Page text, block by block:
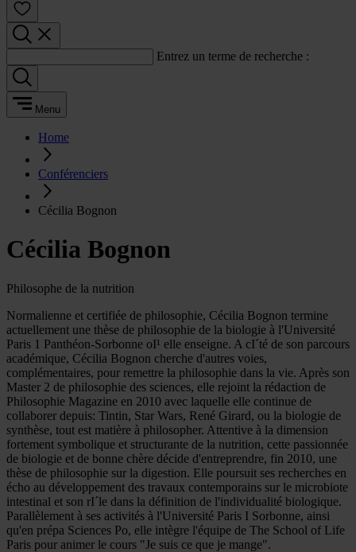
Entrez un terme de recherche :
Menu
Home
Conférenciers
Cécilia Bognon
Cécilia Bognon
Philosophe de la nutrition
Normalienne et certifiée de philosophie, Cécilia Bognon termine
actuellement une thèse de philosophie de la biologie à l'Université
Paris 1 Panthéon-Sorbonne oI¹ elle enseigne. A cI´té de son parcours
académique, Cécilia Bognon cherche d'autres voies,
complémentaires, pour remettre la philosophie dans la vie. Après son
Master 2 de philosophie des sciences, elle rejoint la rédaction de
Philosophie Magazine en 2010 avec laquelle elle continue de
collaborer depuis: Tintin, Star Wars, René Girard, ou la biologie de
synthèse, tout est matière à philosopher. Attentive à la dimension
fortement symbolique et structurante de la nutrition, cette passionnée
de biologie et de bonne chère décide d'entreprendre, fin 2010, une
thèse de philosophie sur la digestion. Elle poursuit ses recherches en
écho au développement des travaux contemporains sur le microbiote
intestinal et son rI´le dans la définition de l'individualité biologique.
Parallèlement à ses activités à l'Université Paris I Sorbonne, ainsi
qu'en prépa Sciences Po, elle intègre l'équipe de The School of Life
Paris pour animer le cours "Je suis ce que je mange".